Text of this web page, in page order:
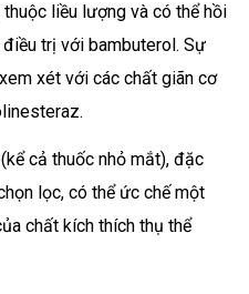
liều lượng và có thể hồi
trị với bambuterol. Sự
xét với các chất giãn cơ
cả thuốc nhỏ mắt), đặc
lọc, có thể ức chế một
chất kích thích thụ thể